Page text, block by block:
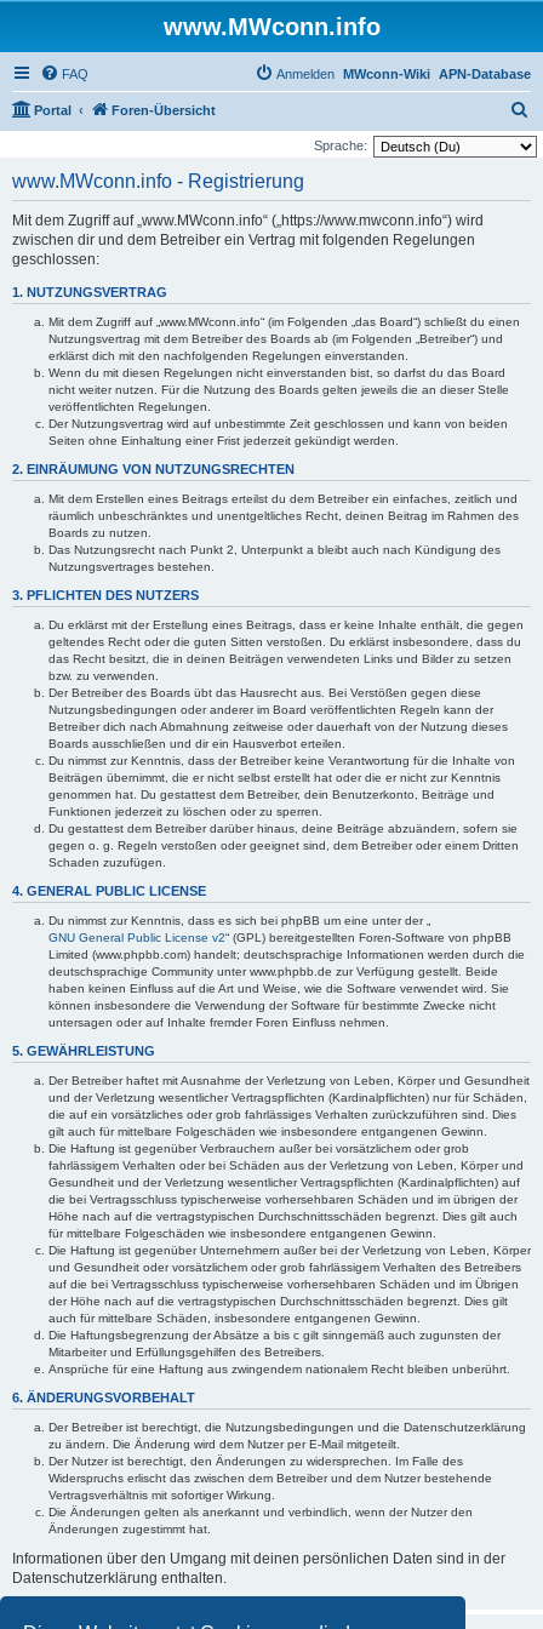
www.MWconn.info
FAQ APN-Database
MWconn-Wiki
Anmelden
Portal Foren-Übersicht
u
Sprache:
www.MWconn.info - Registrierung
Mit dem Zugriff auf „www.MWconn.info“ („https://www.mwconn.info“) wird
zwischen dir und dem Betreiber ein Vertrag mit folgenden Regelungen
geschlossen:
1. NUTZUNGSVERTRAG
Mit dem Zugriff auf „www.MWconn.info“ (im Folgenden „das Board“) schließt du einen
Nutzungsvertrag mit dem Betreiber des Boards ab (im Folgenden „Betreiber“) und
erklärst dich mit den nachfolgenden Regelungen einverstanden.
Wenn du mit diesen Regelungen nicht einverstanden bist, so darfst du das Board
nicht weiter nutzen. Für die Nutzung des Boards gelten jeweils die an dieser Stelle
veröffentlichten Regelungen.
Der Nutzungsvertrag wird auf unbestimmte Zeit geschlossen und kann von beiden
Seiten ohne Einhaltung einer Frist jederzeit gekündigt werden.
2. EINRÄUMUNG VON NUTZUNGSRECHTEN
Mit dem Erstellen eines Beitrags erteilst du dem Betreiber ein einfaches, zeitlich und
räumlich unbeschränktes und unentgeltliches Recht, deinen Beitrag im Rahmen des
Boards zu nutzen.
Das Nutzungsrecht nach Punkt 2, Unterpunkt a bleibt auch nach Kündigung des
Nutzungsvertrages bestehen.
3. PFLICHTEN DES NUTZERS
Du erklärst mit der Erstellung eines Beitrags, dass er keine Inhalte enthält, die gegen
geltendes Recht oder die guten Sitten verstoßen. Du erklärst insbesondere, dass du
das Recht besitzt, die in deinen Beiträgen verwendeten Links und Bilder zu setzen
bzw. zu verwenden.
Der Betreiber des Boards übt das Hausrecht aus. Bei Verstößen gegen diese
Nutzungsbedingungen oder anderer im Board veröffentlichten Regeln kann der
Betreiber dich nach Abmahnung zeitweise oder dauerhaft von der Nutzung dieses
Boards ausschließen und dir ein Hausverbot erteilen.
Du nimmst zur Kenntnis, dass der Betreiber keine Verantwortung für die Inhalte von
Beiträgen übernimmt, die er nicht selbst erstellt hat oder die er nicht zur Kenntnis
genommen hat. Du gestattest dem Betreiber, dein Benutzerkonto, Beiträge und
Funktionen jederzeit zu löschen oder zu sperren.
Du gestattest dem Betreiber darüber hinaus, deine Beiträge abzuändern, sofern sie
gegen o. g. Regeln verstoßen oder geeignet sind, dem Betreiber oder einem Dritten
Schaden zuzufügen.
4. GENERAL PUBLIC LICENSE
Du nimmst zur Kenntnis, dass es sich bei phpBB um eine unter der „
GNU General Public License v2“ (GPL) bereitgestellten Foren-Software von phpBB
Limited (www.phpbb.com) handelt; deutschsprachige Informationen werden durch die
deutschsprachige Community unter www.phpbb.de zur Verfügung gestellt. Beide
haben keinen Einfluss auf die Art und Weise, wie die Software verwendet wird. Sie
können insbesondere die Verwendung der Software für bestimmte Zwecke nicht
untersagen oder auf Inhalte fremder Foren Einfluss nehmen.
5. GEWÄHRLEISTUNG
Der Betreiber haftet mit Ausnahme der Verletzung von Leben, Körper und Gesundheit
und der Verletzung wesentlicher Vertragspflichten (Kardinalpflichten) nur für Schäden,
die auf ein vorsätzliches oder grob fahrlässiges Verhalten zurückzuführen sind. Dies
gilt auch für mittelbare Folgeschäden wie insbesondere entgangenen Gewinn.
Die Haftung ist gegenüber Verbrauchern außer bei vorsätzlichem oder grob
fahrlässigem Verhalten oder bei Schäden aus der Verletzung von Leben, Körper und
Gesundheit und der Verletzung wesentlicher Vertragspflichten (Kardinalpflichten) auf
die bei Vertragsschluss typischerweise vorhersehbaren Schäden und im übrigen der
Höhe nach auf die vertragstypischen Durchschnittsschäden begrenzt. Dies gilt auch
für mittelbare Folgeschäden wie insbesondere entgangenen Gewinn.
Die Haftung ist gegenüber Unternehmern außer bei der Verletzung von Leben, Körper
und Gesundheit oder vorsätzlichem oder grob fahrlässigem Verhalten des Betreibers
auf die bei Vertragsschluss typischerweise vorhersehbaren Schäden und im Übrigen
der Höhe nach auf die vertragstypischen Durchschnittsschäden begrenzt. Dies gilt
auch für mittelbare Schäden, insbesondere entgangenen Gewinn.
Die Haftungsbegrenzung der Absätze a bis c gilt sinngemäß auch zugunsten der
Mitarbeiter und Erfüllungsgehilfen des Betreibers.
Ansprüche für eine Haftung aus zwingendem nationalem Recht bleiben unberührt.
6. ÄNDERUNGSVORBEHALT
Der Betreiber ist berechtigt, die Nutzungsbedingungen und die Datenschutzerklärung
zu ändern. Die Änderung wird dem Nutzer per E-Mail mitgeteilt.
Der Nutzer ist berechtigt, den Änderungen zu widersprechen. Im Falle des
Widerspruchs erlischt das zwischen dem Betreiber und dem Nutzer bestehende
Vertragsverhältnis mit sofortiger Wirkung.
Die Änderungen gelten als anerkannt und verbindlich, wenn der Nutzer den
Änderungen zugestimmt hat.
Informationen über den Umgang mit deinen persönlichen Daten sind in der
Datenschutzerklärung enthalten.